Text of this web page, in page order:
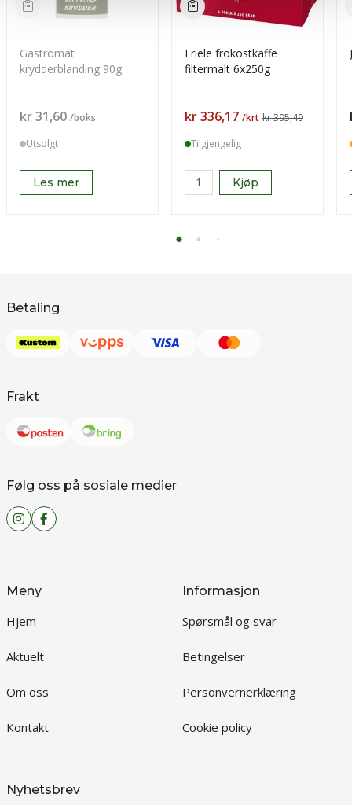
Gastromat
krydderblanding 90g
Pris
kr 31,60 /boks
Utsolgt
Les mer
Friele frokostkaffe
filtermalt 6x250g
Pris
kr 336,17 /krt kr 395,49
Tilgjengelig
Kjøp
Betaling
Frakt
Følg oss på sosiale medier
Meny
Hjem
Aktuelt
Om oss
Kontakt
Informasjon
Spørsmål og svar
Betingelser
Personvernerklæring
Cookie policy
Nyhetsbrev